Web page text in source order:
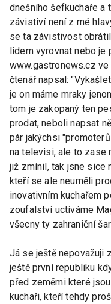
dnešního šefkuchaře a
závistiví není z mé
se ta závistivost
lidem vyrovnat nebo je
www.gastronews.cz
čtenář napsal:
je on máme mraky
tom je zakopaný ten
prodat, neboli napsat
pár jakýchsi
na televisi, ale to zase
již zmínil, tak jsne sice
kteří se ale neuměli
inovativním kuchařem
zoufalství uctíváme
všecny ty zahraniční
Já se ještě nepovažuji
ještě první republiku
před zeměmi které
kuchaři, kteří tehdy